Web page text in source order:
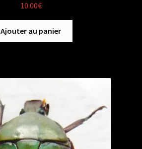
10.00€
Ajouter au panier